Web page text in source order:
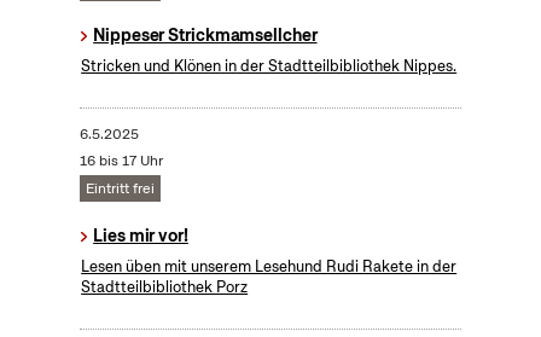
Nippeser Strickmamsellcher
Stricken und Klönen in der Stadtteilbibliothek Nippes.
6.5.2025
16 bis 17 Uhr
Eintritt frei
Lies mir vor!
Lesen üben mit unserem Lesehund Rudi Rakete in der
Stadtteilbibliothek Porz